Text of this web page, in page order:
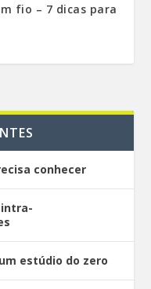
fio – 7 dicas para
conhecer
estúdio do zero